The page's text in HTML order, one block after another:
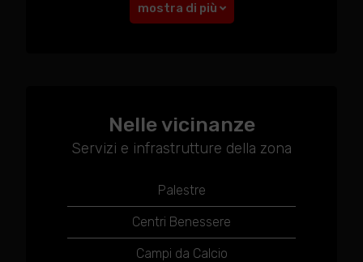
mostra di più
Nelle vicinanze
Servizi e infrastrutture della zona
Palestre
Centri Benessere
Campi da Calcio